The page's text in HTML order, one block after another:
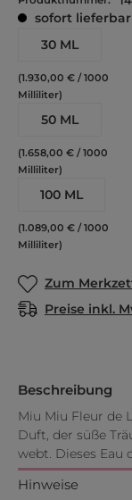
sofort lieferbar
30 ML
(1.930,00 € / 1000
Milliliter)
50 ML
(1.658,00 € / 1000
Milliliter)
100 ML
(1.089,00 € / 1000
Milliliter)
Zum
Preise inkl.
Beschreibung
Miu Miu Fleur de
Duft, der süße
webt. Dieses Eau
Hinweise